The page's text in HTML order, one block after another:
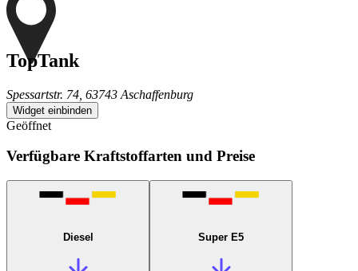
TopTank
Spessartstr. 74, 63743 Aschaffenburg
Widget einbinden
Geöffnet
Verfügbare Kraftstoffarten und Preise
Diesel Super E5